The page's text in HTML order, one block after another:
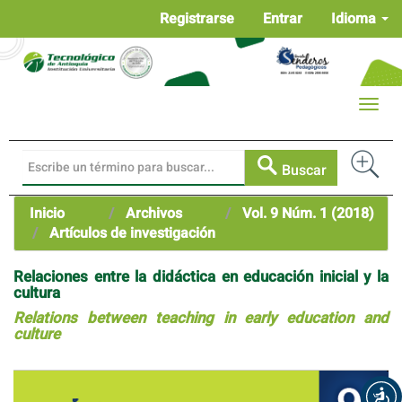
Contenido
principal
Idioma
Registrarse Entrar
Buscar
Toggle
Inicio Archivos
Vol. 9 Núm. 1 (2018)
Artículos de investigación
Relaciones entre la didáctica en educación inicial y la
cultura
Relations between teaching in early education and
culture
Barra